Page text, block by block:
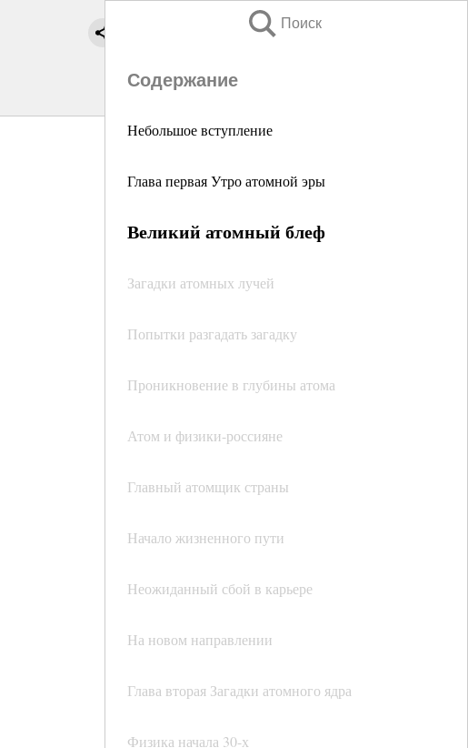
Поиск
Содержание
Небольшое вступление
Глава первая Утро атомной эры
Великий атомный блеф
Загадки атомных лучей
Попытки разгадать загадку
Проникновение в глубины атома
Атом и физики-россияне
Главный атомщик страны
Начало жизненного пути
Неожиданный сбой в карьере
На новом направлении
Глава вторая Загадки атомного ядра
Физика начала 30-х